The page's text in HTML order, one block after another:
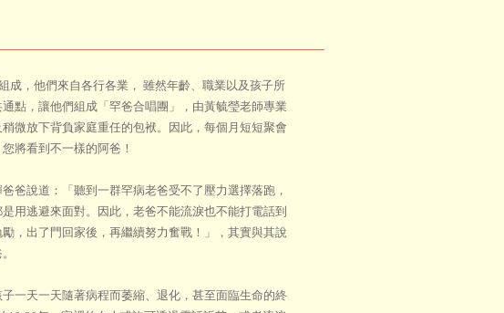
，他們來自各行各業， 雖然年齡、職業以及孩子所
點，讓他們組成「罕爸合唱團」，由黃毓瑩老師專業
微放下背負家庭重任的包袱。因此，每個月短短聚會
將看到不一樣的阿爸！
說道：「聽到一群罕病老爸受不了壓力選擇落跑，
用逃避來面對。因此，老爸不能流淚也不能打電話到
，出了門回家後，再繼續努力奮戰！」，其實與其說
天一天隨著病程而萎縮、退化，甚至面臨生命的終